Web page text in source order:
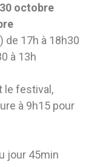
octobre
de 17h à 18h30
à 13h
le festival,
à 9h15 pour
jour 45min